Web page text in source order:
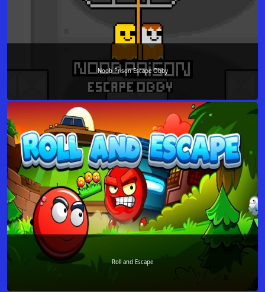
Noob Prison Escape Obby
Roll and Escape